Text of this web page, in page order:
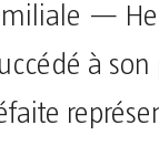
—
à son